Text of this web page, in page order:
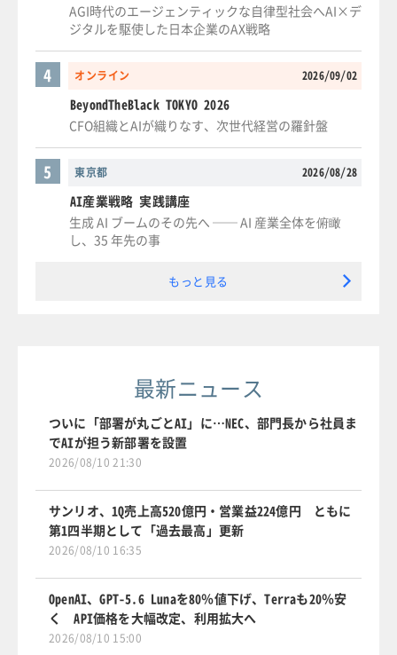
AGI時代のエージェンティックな自律型社会へAI×デ
ジタルを駆使した日本企業のAX戦略
オンライン 2026/09/02
4
BeyondTheBlack TOKYO 2026
CFO組織とAIが織りなす、次世代経営の羅針盤
東京都 2026/08/28
5
AI産業戦略 実践講座
生成 AI ブームのその先へ ── AI 産業全体を俯瞰
し、35 年先の事
もっと見る
最新ニュース
ついに「部署が丸ごとAI」に…NEC、部門長から社員ま
でAIが担う新部署を設置
2026/08/10 21:30
サンリオ、1Q売上高520億円・営業益224億円 ともに
第1四半期として「過去最高」更新
2026/08/10 16:35
OpenAI、GPT-5.6 Lunaを80％値下げ、Terraも20％安
く API価格を大幅改定、利用拡大へ
2026/08/10 15:00